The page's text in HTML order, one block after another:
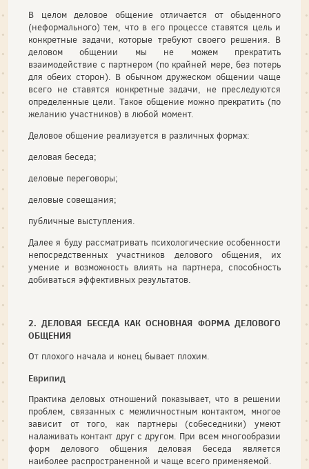
В целом деловое общение отличается от обыденного
(неформаль­ного) тем, что в его процессе ставятся цель и
конкретные задачи, которые требуют своего решения. В
деловом общении мы не можем прекратить
взаимодействие с партнером (по крайней мере, без по­терь
для обеих сторон). В обычном дружеском общении чаще
всего не ставятся конкретные задачи, не преследуются
определенные цели. Такое общение можно прекратить (по
желанию участников) в любой момент.
Деловое общение реализуется в различных формах:
деловая беседа;
деловые переговоры;
деловые совещания;
публичные выступления.
Далее я буду рассматривать психологические особенности
непосредственных участников делового общения, их
умение и возможность влиять на партнера, способность
добиваться эффективных результатов.
2. ДЕЛОВАЯ БЕСЕДА КАК ОСНОВНАЯ ФОРМА ДЕЛОВОГО
ОБЩЕНИЯ
От плохого начала и конец бывает плохим.
Еврипид
Практика деловых отношений показывает, что в решении
про­блем, связанных с межличностным контактом, многое
зависит от того, как партнеры (собеседники) умеют
налаживать контакт друг с другом. При всем многообразии
форм делового общения деловая беседа является
наиболее распространенной и чаще всего приме­няемой.